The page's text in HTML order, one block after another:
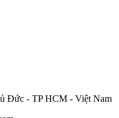
Đức - TP HCM - Việt Nam